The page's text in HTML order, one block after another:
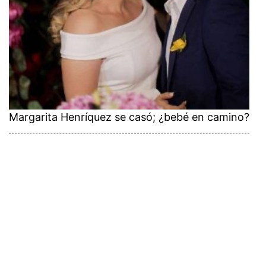
Margarita Henríquez se casó; ¿bebé en camino?